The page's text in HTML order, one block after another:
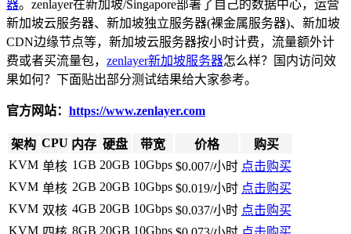
器。zenlayer在新加坡/Singapore部署了自己的数据中心，运营
新加坡云服务器、新加坡独立服务器(裸金属服务器)、新加坡
CDN边缘节点等，新加坡云服务器按小时计费，流量额外计
费或者买流量包， zenlayer新加坡服务器怎么样？国内访问效
果如何？下面贴出部分测试结果给大家参考。
官方网站： https://www.zenlayer.com
架构 CPU 内存 硬盘 带宽 价格
购买
KVM 单核 1GB 20GB 10Gbps $0.007/小时 点击购买
KVM 单核 2GB 20GB 10Gbps $0.019/小时 点击购买
KVM 双核 4GB 20GB 10Gbps $0.037/小时 点击购买
KVM
8GB 20GB 10Gbps